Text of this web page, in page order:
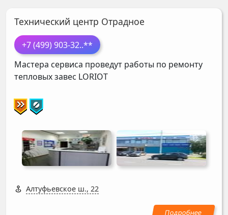
Технический центр Отрадное
+7 (499) 903-32..**
Мастера сервиса проведут работы по ремонту
тепловых завес LORIOT
Алтуфьевское ш., 22